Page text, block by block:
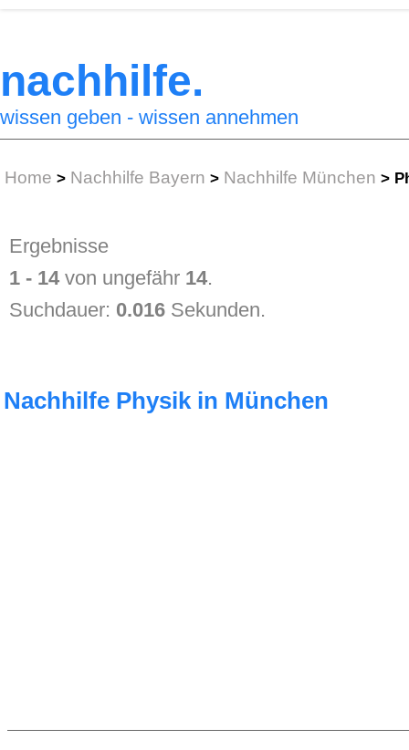
nachhilfe.
wissen geben - wissen annehmen
Home > Nachhilfe Bayern > Nachhilfe München >
Ergebnisse
1 - 14 von ungefähr 14.
Suchdauer: 0.016 Sekunden.
Nachhilfe Physik in München